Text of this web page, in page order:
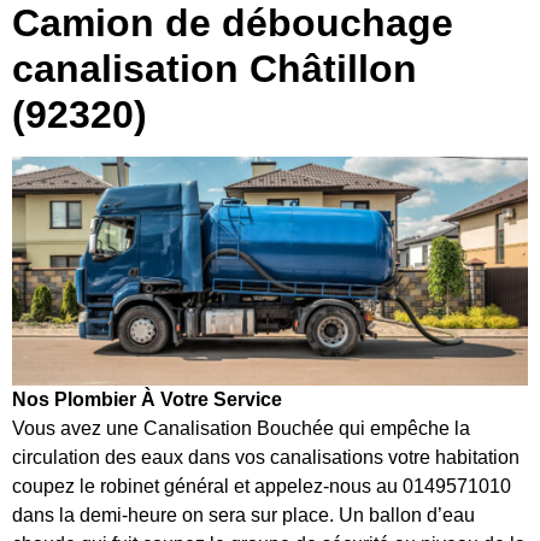
Camion de débouchage
canalisation Châtillon
(92320)
Nos Plombier À Votre Service
Vous avez une Canalisation Bouchée qui empêche la
circulation des eaux dans vos canalisations votre habitation
coupez le robinet général et appelez-nous au 0149571010
dans la demi-heure on sera sur place. Un ballon d’eau